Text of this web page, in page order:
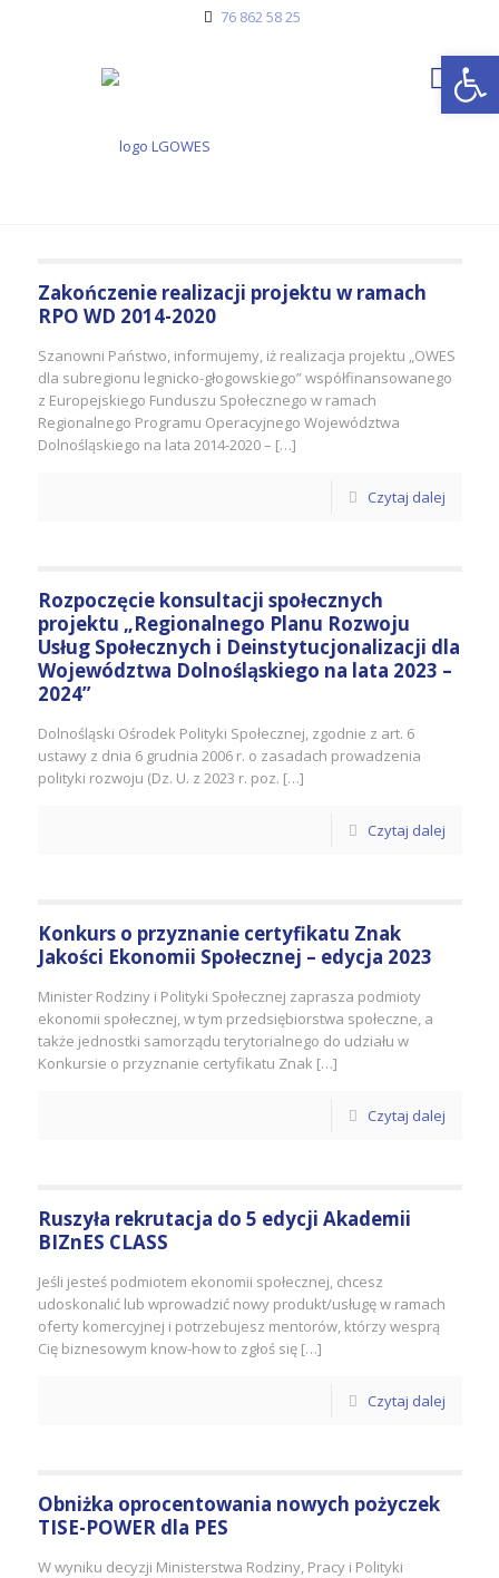
76 862 58 25
Zakończenie realizacji projektu w ramach
RPO WD 2014-2020
Szanowni Państwo, informujemy, iż realizacja projektu „OWES
dla subregionu legnicko-głogowskiego” współfinansowanego
z Europejskiego Funduszu Społecznego w ramach
Regionalnego Programu Operacyjnego Województwa
Dolnośląskiego na lata 2014-2020 – […]
Czytaj dalej
Rozpoczęcie konsultacji społecznych
projektu „Regionalnego Planu Rozwoju
Usług Społecznych i Deinstytucjonalizacji dla
Województwa Dolnośląskiego na lata 2023 –
2024”
Dolnośląski Ośrodek Polityki Społecznej, zgodnie z art. 6
ustawy z dnia 6 grudnia 2006 r. o zasadach prowadzenia
polityki rozwoju (Dz. U. z 2023 r. poz. […]
Czytaj dalej
Konkurs o przyznanie certyfikatu Znak
Jakości Ekonomii Społecznej – edycja 2023
Minister Rodziny i Polityki Społecznej zaprasza podmioty
ekonomii społecznej, w tym przedsiębiorstwa społeczne, a
także jednostki samorządu terytorialnego do udziału w
Konkursie o przyznanie certyfikatu Znak […]
Czytaj dalej
Ruszyła rekrutacja do 5 edycji Akademii
BIZnES CLASS
Jeśli jesteś podmiotem ekonomii społecznej, chcesz
udoskonalić lub wprowadzić nowy produkt/usługę w ramach
oferty komercyjnej i potrzebujesz mentorów, którzy wesprą
Cię biznesowym know-how to zgłoś się […]
Czytaj dalej
Obniżka oprocentowania nowych pożyczek
TISE-POWER dla PES
W wyniku decyzji Ministerstwa Rodziny, Pracy i Polityki